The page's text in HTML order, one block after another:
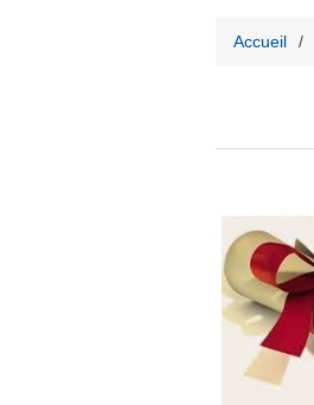
Accueil /